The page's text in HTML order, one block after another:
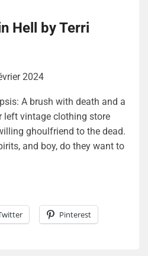
Hell by Terri
2024
A brush with death and a
left vintage clothing store
ghoulfriend to the dead.
and boy, do they want to
Pinterest